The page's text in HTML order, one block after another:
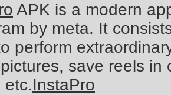
APK is a modern
by meta. It
perform
save reels
etc.InstaPro